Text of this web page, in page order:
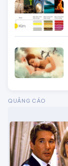
Tử vi tuổi Dậu
Tử vi tuổi Tuất
Tử vi tuổi Hợi
TIN NỔI BẬT